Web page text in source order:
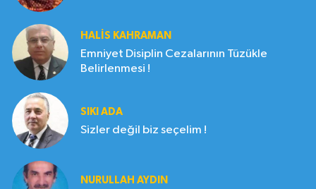
HALIS KAHRAMAN
Emniyet Disiplin Cezalarının Tüzükle
Belirlenmesi !
SIKI ADA
Sizler değil biz seçelim !
NURULLAH AYDIN